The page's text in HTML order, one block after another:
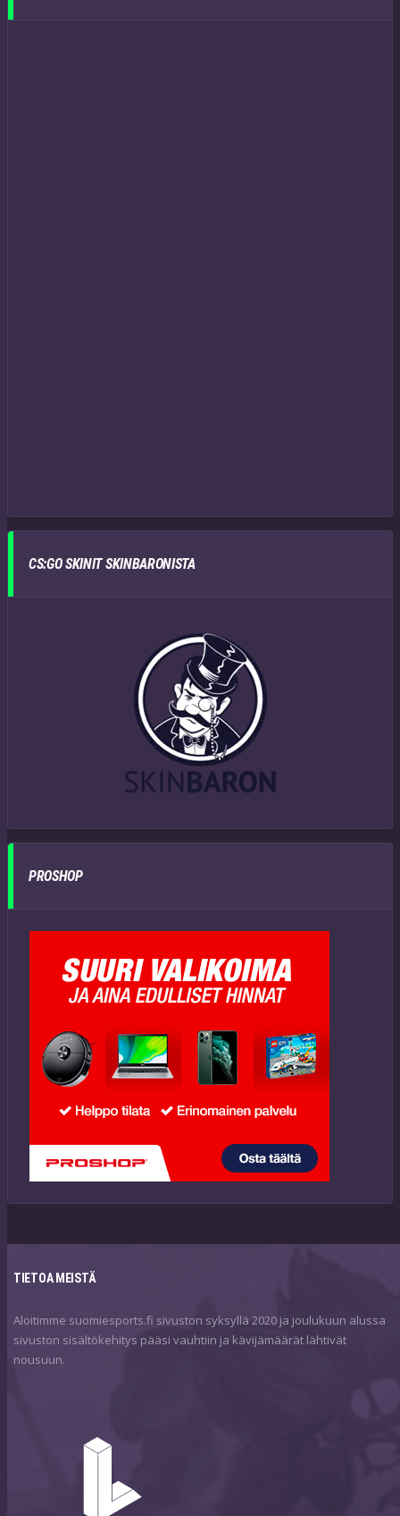
CS:GO SKINIT SKINBARONISTA
PROSHOP
TIETOA MEISTÄ
Aloitimme suomiesports.fi sivuston syksyllä 2020 ja joulukuun alussa
sivuston sisältökehitys pääsi vauhtiin ja kävijämäärät lähtivät
nousuun.